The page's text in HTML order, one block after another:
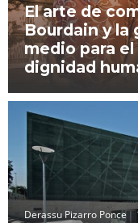
El arte de
Bourdain y la
medio para
dignidad
Derassu Pizarro Ponce